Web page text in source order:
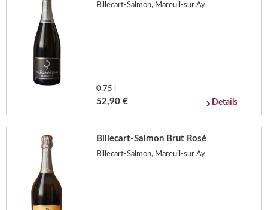
Billecart-Salmon, Mareuil-sur Ay
0,75 l
52,90 € Details
Billecart-Salmon Brut Rosé
Billecart-Salmon, Mareuil-sur Ay